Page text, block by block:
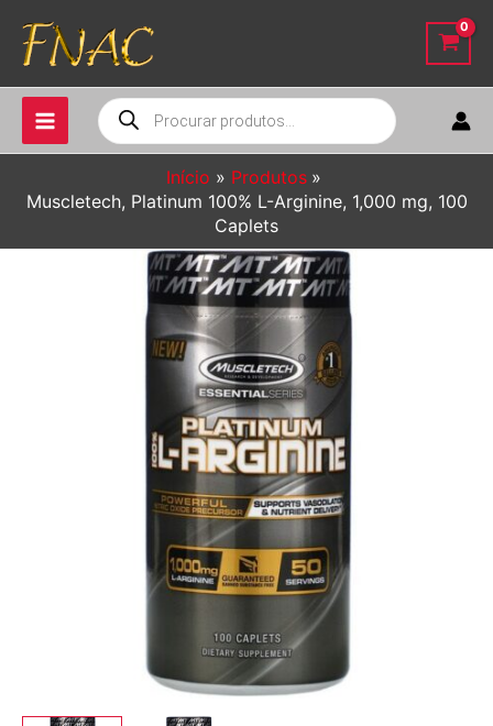
para
conteúdo
Pesquisar
produtos
Início
Produtos
Muscletech, Platinum 100% L-Arginine, 1,000 mg, 100
Caplets